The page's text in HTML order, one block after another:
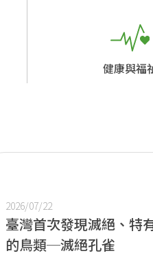
健康與福
2026/07/22
臺灣首次發現滅絕、特
的鳥類─滅絕孔雀